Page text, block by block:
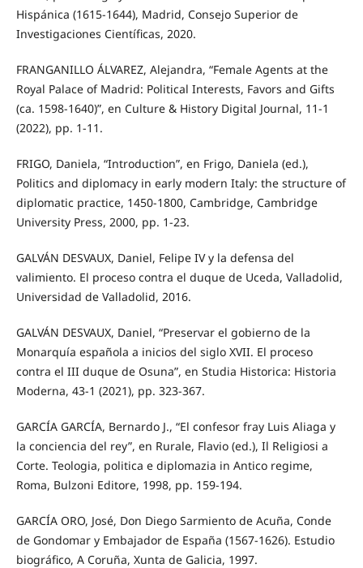
Hispánica (1615-1644), Madrid, Consejo Superior de
Investigaciones Científicas, 2020.
FRANGANILLO ÁLVAREZ, Alejandra, “Female Agents at the
Royal Palace of Madrid: Political Interests, Favors and Gifts
(ca. 1598-1640)”, en Culture & History Digital Journal, 11-1
(2022), pp. 1-11.
FRIGO, Daniela, “Introduction”, en Frigo, Daniela (ed.),
Politics and diplomacy in early modern Italy: the structure of
diplomatic practice, 1450-1800, Cambridge, Cambridge
University Press, 2000, pp. 1-23.
GALVÁN DESVAUX, Daniel, Felipe IV y la defensa del
valimiento. El proceso contra el duque de Uceda, Valladolid,
Universidad de Valladolid, 2016.
GALVÁN DESVAUX, Daniel, “Preservar el gobierno de la
Monarquía española a inicios del siglo XVII. El proceso
contra el III duque de Osuna”, en Studia Historica: Historia
Moderna, 43-1 (2021), pp. 323-367.
GARCÍA GARCÍA, Bernardo J., “El confesor fray Luis Aliaga y
la conciencia del rey”, en Rurale, Flavio (ed.), Il Religiosi a
Corte. Teologia, politica e diplomazia in Antico regime,
Roma, Bulzoni Editore, 1998, pp. 159-194.
GARCÍA ORO, José, Don Diego Sarmiento de Acuña, Conde
de Gondomar y Embajador de España (1567-1626). Estudio
biográfico, A Coruña, Xunta de Galicia, 1997.